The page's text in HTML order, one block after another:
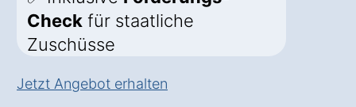
Check für staatliche
Zuschüsse
Jetzt Angebot erhalten